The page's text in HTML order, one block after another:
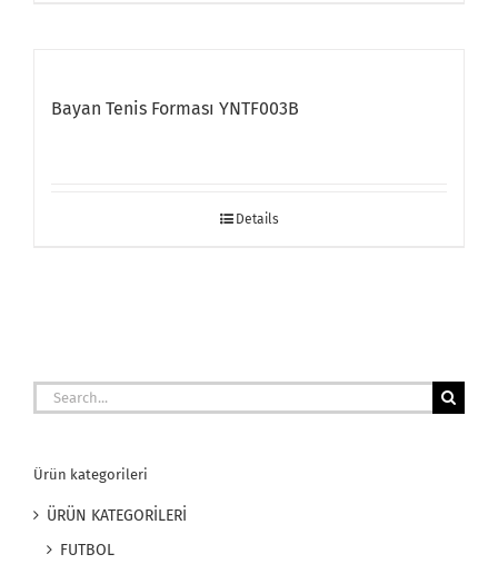
Bayan Tenis Forması YNTF003B
Details
Search
for:
Ürün kategorileri
ÜRÜN KATEGORİLERİ
FUTBOL